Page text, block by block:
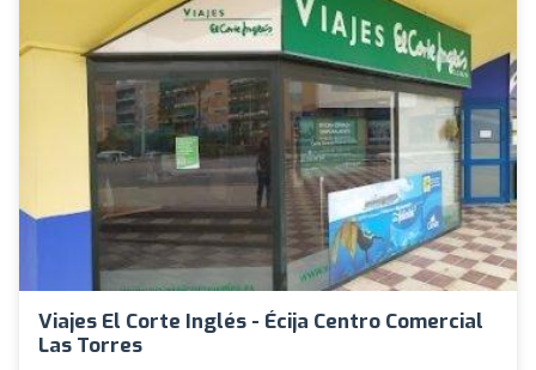
Viajes El Corte Inglés - Écija Centro Comercial
Las Torres